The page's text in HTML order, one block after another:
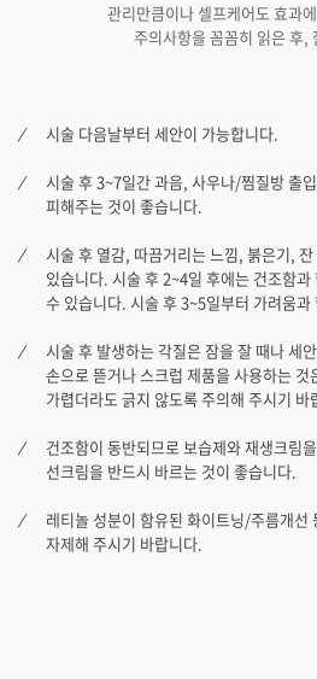
관리만큼이나 셀프케어도 효과
주의사항을 꼼꼼히 읽은 후,
시술 다음날부터 세안이 가능합니다.
시술 후 3~7일간 과음, 사우나/찜질방 출
피해주는 것이 좋습니다.
시술 후 열감, 따끔거리는 느낌, 붉은기,
있습니다. 시술 후 2~4일 후에는 건조함
수 있습니다. 시술 후 3~5일부터 가려움
시술 후 발생하는 각질은 잠을 잘 때나 세
손으로 뜯거나 스크럽 제품을 사용하는
가렵더라도 긁지 않도록 주의해 주시기 바
건조함이 동반되므로 보습제와 재생크림
선크림을 반드시 바르는 것이 좋습니다.
레티놀 성분이 함유된 화이트닝/주름개선
자제해 주시기 바랍니다.